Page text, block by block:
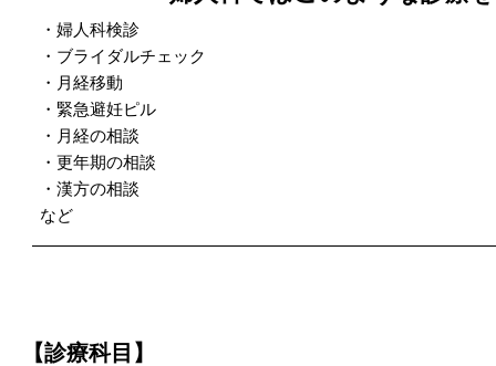
・婦人科検診
・ブライダルチェック
・月経移動
・緊急避妊ピル
・月経の相談
・更年期の相談
・漢方の相談
など
【診療科目】